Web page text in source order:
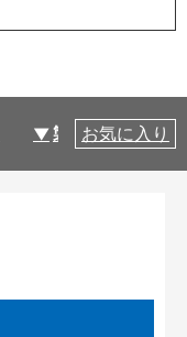
製品仕様
お気に入り